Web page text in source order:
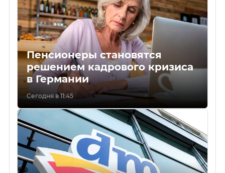
Пенсионеры становятся
решением кадрового кризиса
в Германии
Сегодня в 11:45